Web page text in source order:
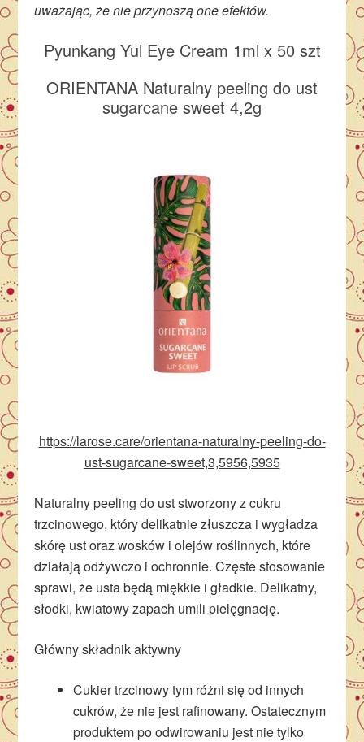
uważając, że nie przynoszą one efektów.
Pyunkang Yul Eye Cream 1ml x 50 szt
ORIENTANA Naturalny peeling do ust
sugarcane sweet 4,2g
https://larose.care/orientana-naturalny-peeling-do-
ust-sugarcane-sweet,3,5956,5935
Naturalny peeling do ust stworzony z cukru
trzcinowego, który delikatnie złuszcza i wygładza
skórę ust oraz wosków i olejów roślinnych, które
działają odżywczo i ochronnie. Częste stosowanie
sprawi, że usta będą miękkie i gładkie. Delikatny,
słodki, kwiatowy zapach umili pielęgnację.
Główny składnik aktywny
Cukier trzcinowy tym różni się od innych
cukrów, że nie jest rafinowany. Ostatecznym
produktem po odwirowaniu jest nie tylko